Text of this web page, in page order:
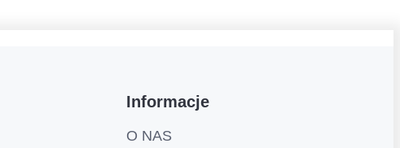
Informacje
O NAS